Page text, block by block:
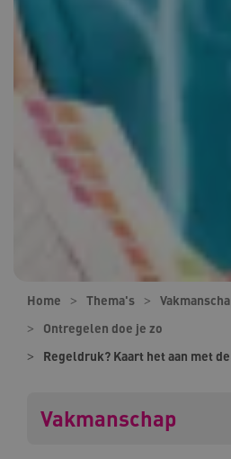
Home Thema's
Ontregelen doe je zo
Regeldruk? Kaart het aan met
Vakmanschap